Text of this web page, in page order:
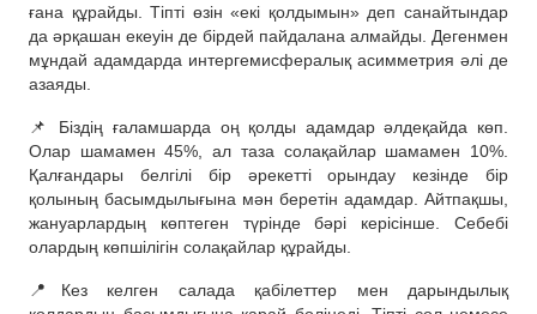
ғана құрайды. Тіпті өзін «екі қолдымын» деп санайтындар
да әрқашан екеуін де бірдей пайдалана алмайды. Дегенмен
мұндай адамдарда интергемисфералық асимметрия әлі де
азаяды.
📌 Біздің ғаламшарда оң қолды адамдар әлдеқайда көп.
Олар шамамен 45%, ал таза солақайлар шамамен 10%.
Қалғандары белгілі бір әрекетті орындау кезінде бір
қолының басымдылығына мән беретін адамдар. Айтпақшы,
жануарлардың көптеген түрінде бәрі керісінше. Себебі
олардың көпшілігін солақайлар құрайды.
📍Кез келген салада қабілеттер мен дарындылық